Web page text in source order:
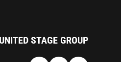
STAGE GROUP